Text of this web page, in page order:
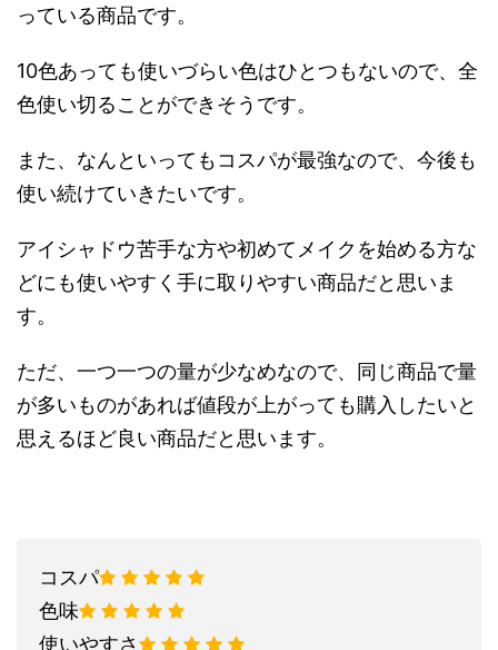
っている商品です。
10色あっても使いづらい色はひとつもないので、全
色使い切ることができそうです。
また、なんといってもコスパが最強なので、今後も
使い続けていきたいです。
アイシャドウ苦手な方や初めてメイクを始める方な
どにも使いやすく手に取りやすい商品だと思いま
す。
ただ、一つ一つの量が少なめなので、同じ商品で量
が多いものがあれば値段が上がっても購入したいと
思えるほど良い商品だと思います。
コスパ
色味
使いやすさ